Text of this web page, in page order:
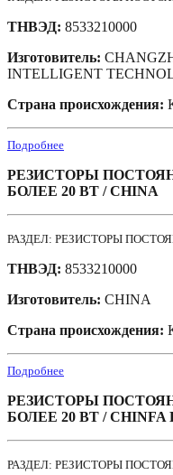
ТНВЭД: 8533210000
Изготовитель:
INTELLIGENT
Страна происхождения:
Подробнее
РЕЗИСТОРЫ
БОЛЕЕ 20 ВТ / CHINA
РАЗДЕЛ: РЕЗИСТОРЫ
ТНВЭД: 8533210000
Изготовитель: CHINA
Страна происхождения:
Подробнее
РЕЗИСТОРЫ
БОЛЕЕ 20 ВТ / CHINFA
РАЗДЕЛ: РЕЗИСТОРЫ